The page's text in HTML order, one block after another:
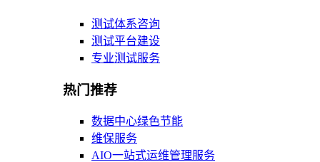
测试体系咨询
测试平台建设
专业测试服务
热门推荐
数据中心绿色节能
维保服务
AIO一站式运维管理服务